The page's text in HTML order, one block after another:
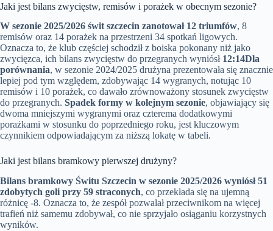
Jaki jest bilans zwycięstw, remisów i porażek w obecnym sezonie?
W sezonie 2025/2026 świt szczecin zanotował 12 triumfów, 8
remisów oraz 14 porażek na przestrzeni 34 spotkań ligowych.
Oznacza to, że klub częściej schodził z boiska pokonany niż jako
zwycięzca, ich bilans zwycięstw do przegranych wyniósł 12:14Dla
porównania, w sezonie 2024/2025 drużyna prezentowała się znacznie
lepiej pod tym względem, zdobywając 14 wygranych, notując 10
remisów i 10 porażek, co dawało zrównoważony stosunek zwycięstw
do przegranych. Spadek formy w kolejnym sezonie, objawiający się
dwoma mniejszymi wygranymi oraz czterema dodatkowymi
porażkami w stosunku do poprzedniego roku, jest kluczowym
czynnikiem odpowiadającym za niższą lokatę w tabeli.
Jaki jest bilans bramkowy pierwszej drużyny?
Bilans bramkowy Świtu Szczecin w sezonie 2025/2026 wyniósł 51
zdobytych goli przy 59 straconych, co przekłada się na ujemną
różnicę -8. Oznacza to, że zespół pozwalał przeciwnikom na więcej
trafień niż samemu zdobywał, co nie sprzyjało osiąganiu korzystnych
wyników.